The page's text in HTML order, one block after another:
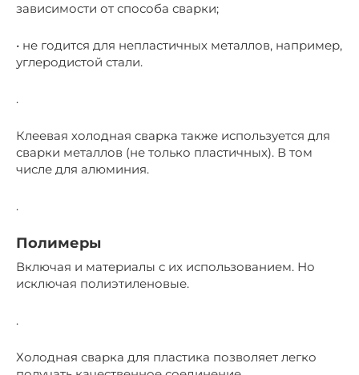
зависимости от способа сварки;
• не годится для непластичных металлов, например,
углеродистой стали.
.
Клеевая холодная сварка также используется для
сварки металлов (не только пластичных). В том
числе для алюминия.
.
Полимеры
Включая и материалы с их использованием. Но
исключая полиэтиленовые.
.
Холодная сварка для пластика позволяет легко